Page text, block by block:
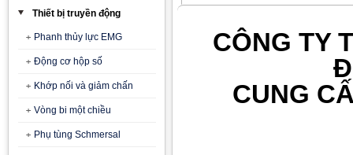
Thiết bị truyền động
Phanh thủy lực EMG
Động cơ hộp số
Khớp nối và giảm chấn
Vòng bi một chiều
Phụ tùng Schmersal
CÔNG TY
CUNG